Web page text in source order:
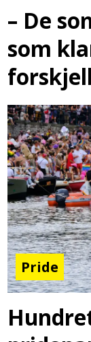
– De
som
forskjell
Pride